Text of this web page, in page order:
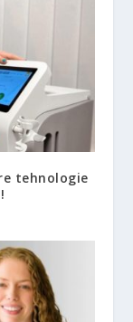
tehnologie